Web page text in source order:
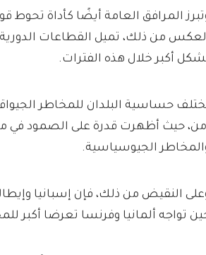
المرافق العامة أيضًا كأداة
من ذلك، تميل القطاعات الدورية
أكبر خلال هذه الفترات.
حساسية البلدان للمخاطر
حيث أظهرت قدرة على الصمود في
الجيوسياسية.
النقيض من ذلك، فإن إسبانيا
تواجه ألمانيا وفرنسا تعرضا أكبر